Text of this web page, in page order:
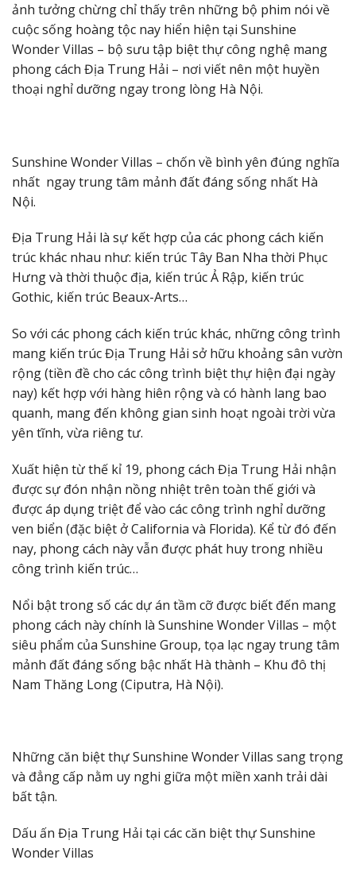
ảnh tưởng chừng chỉ thấy trên những bộ phim nói về
cuộc sống hoàng tộc nay hiển hiện tại Sunshine
Wonder Villas – bộ sưu tập biệt thự công nghệ mang
phong cách Địa Trung Hải – nơi viết nên một huyền
thoại nghỉ dưỡng ngay trong lòng Hà Nội.
Sunshine Wonder Villas – chốn về bình yên đúng nghĩa
nhất ngay trung tâm mảnh đất đáng sống nhất Hà
Nội.
Địa Trung Hải là sự kết hợp của các phong cách kiến
trúc khác nhau như: kiến trúc Tây Ban Nha thời Phục
Hưng và thời thuộc địa, kiến trúc Ả Rập, kiến trúc
Gothic, kiến trúc Beaux-Arts…
So với các phong cách kiến trúc khác, những công trình
mang kiến trúc Địa Trung Hải sở hữu khoảng sân vườn
rộng (tiền đề cho các công trình biệt thự hiện đại ngày
nay) kết hợp với hàng hiên rộng và có hành lang bao
quanh, mang đến không gian sinh hoạt ngoài trời vừa
yên tĩnh, vừa riêng tư.
Xuất hiện từ thế kỉ 19, phong cách Địa Trung Hải nhận
được sự đón nhận nồng nhiệt trên toàn thế giới và
được áp dụng triệt để vào các công trình nghỉ dưỡng
ven biển (đặc biệt ở California và Florida). Kể từ đó đến
nay, phong cách này vẫn được phát huy trong nhiều
công trình kiến trúc…
Nổi bật trong số các dự án tầm cỡ được biết đến mang
phong cách này chính là Sunshine Wonder Villas – một
siêu phẩm của Sunshine Group, tọa lạc ngay trung tâm
mảnh đất đáng sống bậc nhất Hà thành – Khu đô thị
Nam Thăng Long (Ciputra, Hà Nội).
Những căn biệt thự Sunshine Wonder Villas sang trọng
và đẳng cấp nằm uy nghi giữa một miền xanh trải dài
bất tận.
Dấu ấn Địa Trung Hải tại các căn biệt thự Sunshine
Wonder Villas